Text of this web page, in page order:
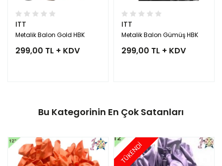
ITT
Metalik Balon Gold HBK
299,00 TL + KDV
ITT
Metalik Balon Gümüş HBK
299,00 TL + KDV
Bu Kategorinin En Çok Satanları
TÜKENDİ